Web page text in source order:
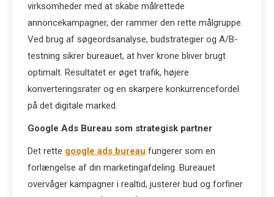
virksomheder med at skabe målrettede
annoncekampagner, der rammer den rette målgruppe.
Ved brug af søgeordsanalyse, budstrategier og A/B-
testning sikrer bureauet, at hver krone bliver brugt
optimalt. Resultatet er øget trafik, højere
konverteringsrater og en skarpere konkurrencefordel
på det digitale marked.
Google Ads Bureau som strategisk partner
Det rette google ads bureau fungerer som en
forlængelse af din marketingafdeling. Bureauet
overvåger kampagner i realtid, justerer bud og forfiner